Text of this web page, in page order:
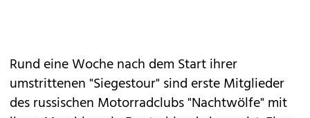
Rund eine Woche nach dem Start ihrer
umstrittenen "Siegestour" sind erste Mitglieder
des russischen Motorradclubs "Nachtwölfe" mit